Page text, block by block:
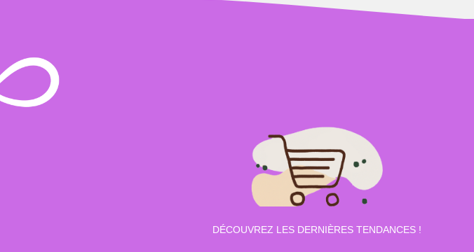
DÉCOUVREZ LES DERNIÈRES TENDANCES !